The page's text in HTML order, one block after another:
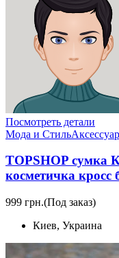
Посмотреть детали
Мода и Стиль
TOPSHOP сумка
косметичка
999 грн.(Под заказ)
Киев, Украина